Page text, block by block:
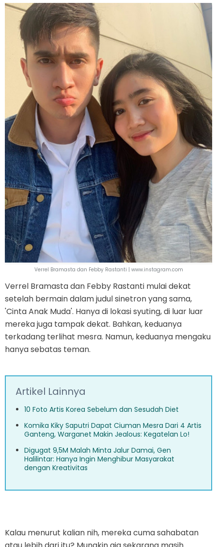
Verrel Bramasta dan Febby Rastanti | www.instagram.com
Verrel Bramasta dan Febby Rastanti mulai dekat
setelah bermain dalam judul sinetron yang sama,
'Cinta Anak Muda'. Hanya di lokasi syuting, di luar luar
mereka juga tampak dekat. Bahkan, keduanya
terkadang terlihat mesra. Namun, keduanya mengaku
hanya sebatas teman.
Artikel Lainnya
10 Foto Artis Korea Sebelum dan Sesudah Diet
Komika Kiky Saputri Dapat Ciuman Mesra Dari 4 Artis
Ganteng, Warganet Makin Jealous: Kegatelan Lo!
Digugat 9,5M Malah Minta Jalur Damai, Gen
Halilintar: Hanya Ingin Menghibur Masyarakat
dengan Kreativitas
Kalau menurut kalian nih, mereka cuma sahabatan